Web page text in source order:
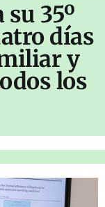
35º
días
y
los